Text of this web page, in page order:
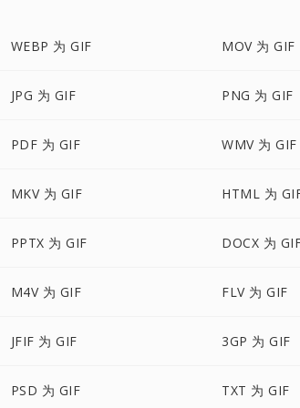
WEBP 为 GIF MOV 为 GIF
JPG 为 GIF PNG 为 GIF
PDF 为 GIF WMV 为 GIF
MKV 为 GIF HTML 为
PPTX 为 GIF DOCX 为
M4V 为 GIF FLV 为 GIF
JFIF 为 GIF 3GP 为 GIF
PSD 为 GIF TXT 为 GIF